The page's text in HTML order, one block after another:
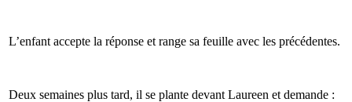
L’enfant accepte la réponse et range sa feuille avec les précédentes.
Deux semaines plus tard, il se plante devant Laureen et demande :